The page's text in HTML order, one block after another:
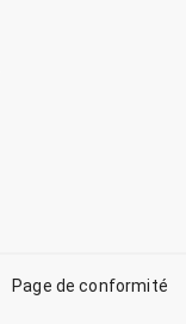
Page de conformité